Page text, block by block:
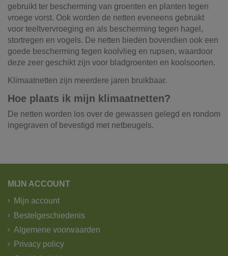
gebruikt ter bescherming van groenten en planten tegen
vroege vorst. Ook worden de netten eveneens gebruikt
voor teeltvervroeging en als bescherming tegen hagel,
stortregen en vogels. De netten bieden bovendien ook een
goede bescherming tegen koolvlieg en rupsen, waardoor
deze zeer geschikt zijn voor bladgroenten en koolsoorten.
Klimaatnetten zijn meerdere jaren bruikbaar.
Hoe plaats ik mijn klimaatnetten?
De netten worden los over de gewassen gelegd en rondom
ingegraven of bevestigd met netbeugels.
grond, grind, schors, ...
De laatste jaren hebben wij veel geïnvesteerd in het
beschikken over de modernste trucks, die voldoen aan de
strengste milieunormen. Wij hebben verschillende kippers
en kraanwagens ter uwer beschikking met variërende
laadvolumes en -vermogens. De laadvolumes kunnen
variëren van 10m³ tot 30m³.
MIJN ACCOUNT
Mijn account
Bestelgeschiedenis
Algemene voorwaarden
Privacy policy